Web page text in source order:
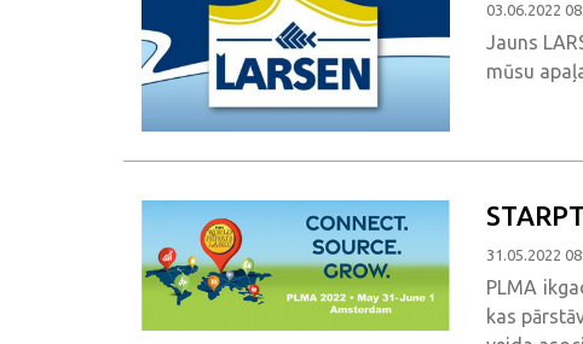
03.06.2022
Jauns
mūsu
31.05.2022
PLMA
kas